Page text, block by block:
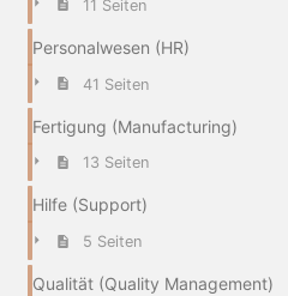
11 Seiten
Personalwesen (HR)
41 Seiten
Fertigung (Manufacturing)
13 Seiten
Hilfe (Support)
5 Seiten
Qualität (Quality Management)